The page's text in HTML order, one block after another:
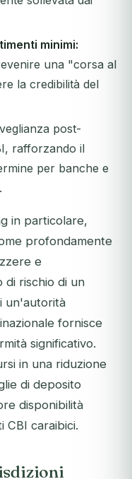
minimi:
una "corsa al
la credibilità del
post-
rafforzando il
per banche e
in particolare,
profondamente
e
di rischio di un
un'autorità
fornisce
significativo.
in una riduzione
di deposito
disponibilità
CBI caraibici.